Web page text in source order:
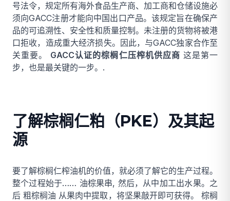
号法令，规定所有海外食品生产商、加工商和仓储设施必
须向GACC注册才能向中国出口产品。该规定旨在确保产
品的可追溯性、安全性和质量控制。未注册的货物将被港
口拒收，造成重大经济损失。因此，与GACC独家合作至
关重要。 GACC认证的棕榈仁压榨机供应商 这是第一
步，也是最关键的一步。.
了解棕榈仁粕（PKE）及其起
源
要了解棕榈仁榨油机的价值，就必须了解它的生产过程。
整个过程始于…… 油棕果串, 然后，从中加工出水果。之
后粗棕榈油 从果肉中提取，将坚果敲开即可获得。 棕榈